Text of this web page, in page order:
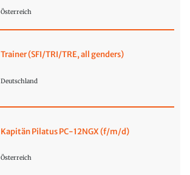
Österreich
Trainer (SFI/TRI/TRE, all genders)
Deutschland
Kapitän Pilatus PC-12NGX (f/m/d)
Österreich